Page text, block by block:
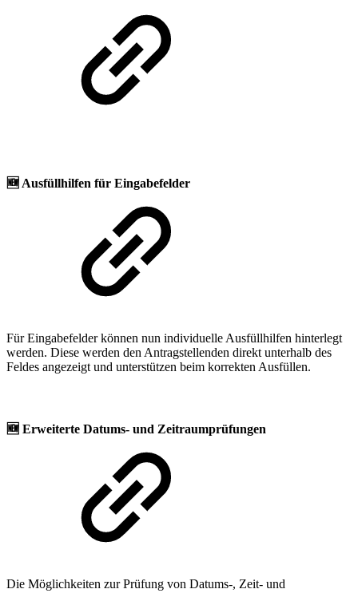
🆕 Ausfüllhilfen für Eingabefelder
Für Eingabefelder können nun individuelle Ausfüllhilfen hinterlegt
werden. Diese werden den Antragstellenden direkt unterhalb des
Feldes angezeigt und unterstützen beim korrekten Ausfüllen.
🆕 Erweiterte Datums- und Zeitraumprüfungen
Die Möglichkeiten zur Prüfung von Datums-, Zeit- und